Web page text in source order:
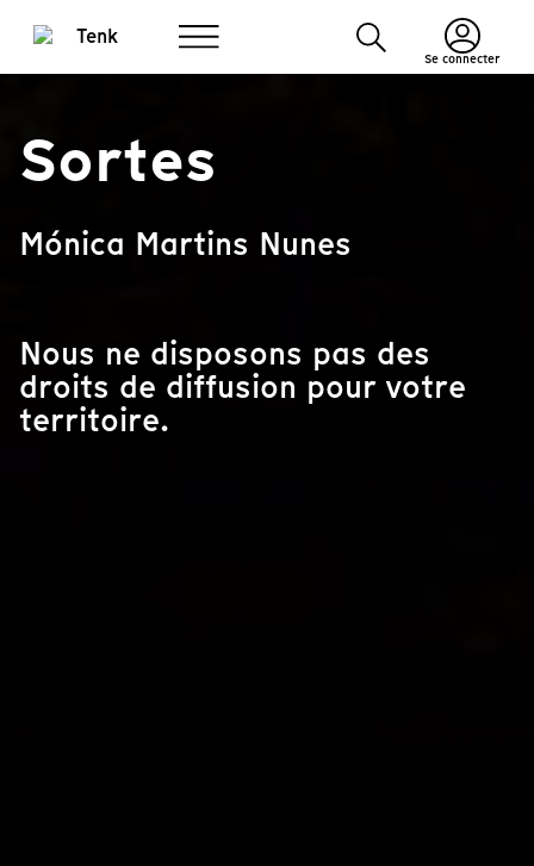
Se connecter
Sortes
Mónica Martins Nunes
Nous ne disposons pas des
droits de diffusion pour votre
territoire.